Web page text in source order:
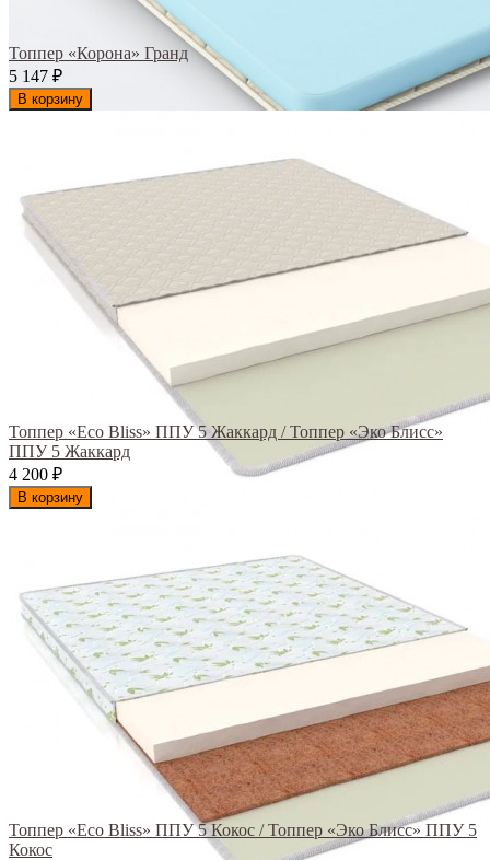
Топпер «Корона» Гранд
5 147 ₽
В корзину
Топпер «Eco Bliss» ППУ 5 Жаккард / Топпер «Эко Блисс»
ППУ 5 Жаккард
4 200 ₽
В корзину
Топпер «Eco Bliss» ППУ 5 Кокос / Топпер «Эко Блисс» ППУ 5
Кокос